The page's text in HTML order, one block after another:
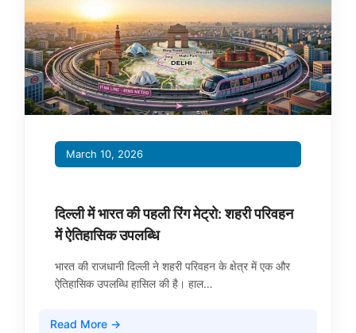
March 10, 2026
दिल्ली में भारत की पहली रिंग मेट्रो: शहरी परिवहन
में ऐतिहासिक उपलब्धि
भारत की राजधानी दिल्ली ने शहरी परिवहन के क्षेत्र में एक और
ऐतिहासिक उपलब्धि हासिल की है। हाल…
Read More →